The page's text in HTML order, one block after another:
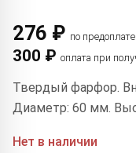
276 ₽ по предоплате
300 ₽ оплата при
Твердый фарфор.
Диаметр: 60 мм.
Нет в наличии